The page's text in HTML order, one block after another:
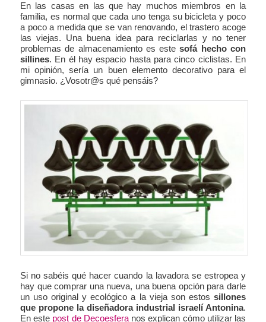
En las casas en las que hay muchos miembros en la
familia, es normal que cada uno tenga su bicicleta y poco
a poco a medida que se van renovando, el trastero acoge
las viejas. Una buena idea para reciclarlas y no tener
problemas de almacenamiento es estesofá hecho con
sillines. En él hay espacio hasta para cinco ciclistas. En
mi opinión, sería un buen elemento decorativo para el
gimnasio. ¿Vosotr@s qué pensáis?
Si no sabéis qué hacer cuando la lavadora se estropea y
hay que comprar una nueva, una buena opción para darle
un uso original y ecológico a la vieja son estos sillones
que propone la diseñadora industrial israelí Antonina.
En este post de Decoesferanos explican cómo utilizar las